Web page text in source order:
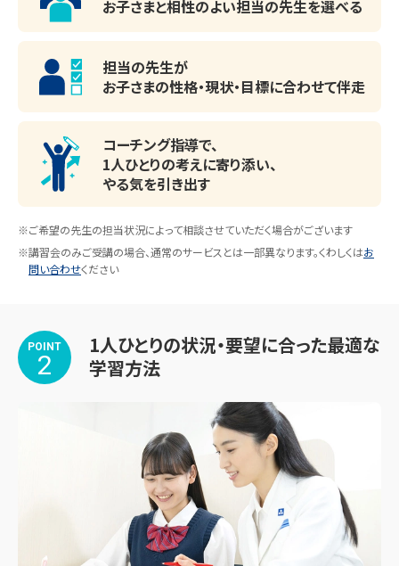
※講習会のみお申し込みいただいた場合、通常のサービス
内容と一部異なります。詳しくはお問い合わせください。
◆◇◆◇◆◇◆◇◆◇◆◇◆◇◆
＜目黒教室の主な指導実績校＞
■高等学校：慶応義塾高等学校・慶応義塾女子高等学校・目
程・田園調布学園中等部・巣鴨中学校　など
■小学校：目黒区立不動小学校・目黒区立田道小学校・品川
※上記以外でも、各学校の進度や教材に合わせて対応させ
お子さまと相性のよい担当の先生を選べる
担当の先生が
お子さまの性格・現状・目標に合わせて伴走
コーチング指導で、
1人ひとりの考えに寄り添い、
やる気を引き出す
※ご希望の先生の担当状況によって相談させていただく場合がございます
※講習会のみご受講の場合、通常のサービスとは一部異なります。くわしくはお
問い合わせください
POINT
2
1人ひとりの状況・要望に合った最適な
学習方法